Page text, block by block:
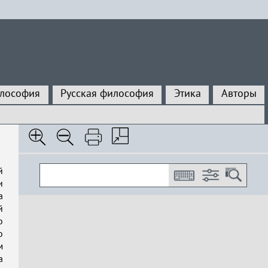
Русская философия Этика
Авторы